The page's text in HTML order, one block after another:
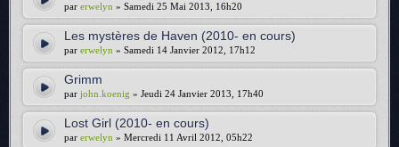
par erwelyn » Samedi 25 Mai 2013, 16h20
Les mystères de Haven (2010- en cours)
par erwelyn » Samedi 14 Janvier 2012, 17h12
Grimm
par john.koenig » Jeudi 24 Janvier 2013, 17h40
Lost Girl (2010- en cours)
par erwelyn » Mercredi 11 Avril 2012, 05h22